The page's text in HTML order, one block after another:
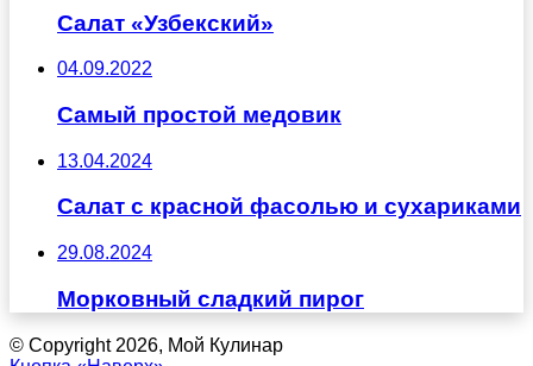
Салат «Узбекский»
04.09.2022
Самый простой медовик
13.04.2024
Салат с красной фасолью и сухариками
29.08.2024
Морковный сладкий пирог
© Copyright 2026, Мой Кулинар